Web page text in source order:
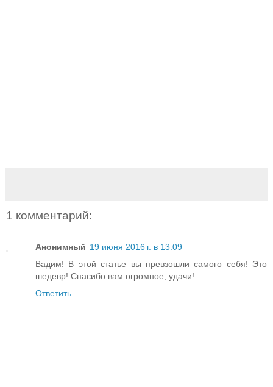
1 комментарий:
Анонимный 19 июня 2016 г. в 13:09
Вадим! В этой статье вы превзошли самого себя! Это
шедевр! Спасибо вам огромное, удачи!
Ответить